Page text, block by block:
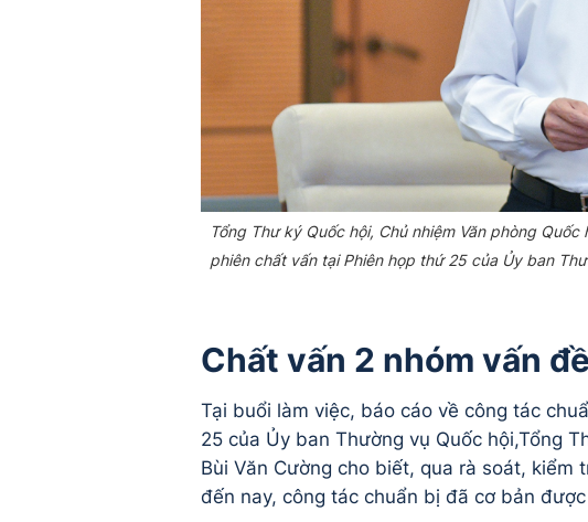
Tổng Thư ký Quốc hội, Chủ nhiệm Văn phòng
phiên chất vấn tại Phiên họp thứ 25 của Ủy ban
Chất vấn 2 nhóm vấn đề
Tại buổi làm việc, báo cáo về công tác
25 của Ủy ban Thường vụ Quốc hội,Tổng
Bùi Văn Cường cho biết, qua rà soát,
đến nay, công tác chuẩn bị đã cơ bản